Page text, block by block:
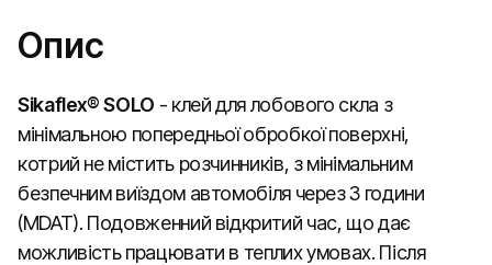
Опис
Sikaflex® SOLO - клей для лобового скла з
мінімальною попередньої обробкої поверхні,
котрий не містить розчинників, з мінімальним
безпечним виїздом автомобіля через 3 години
(MDAT). Подовженний відкритий час, що дає
можливість працювати в теплих умовах. Після